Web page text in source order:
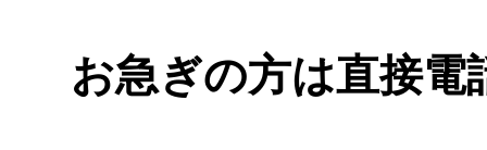
お急ぎの方は直接